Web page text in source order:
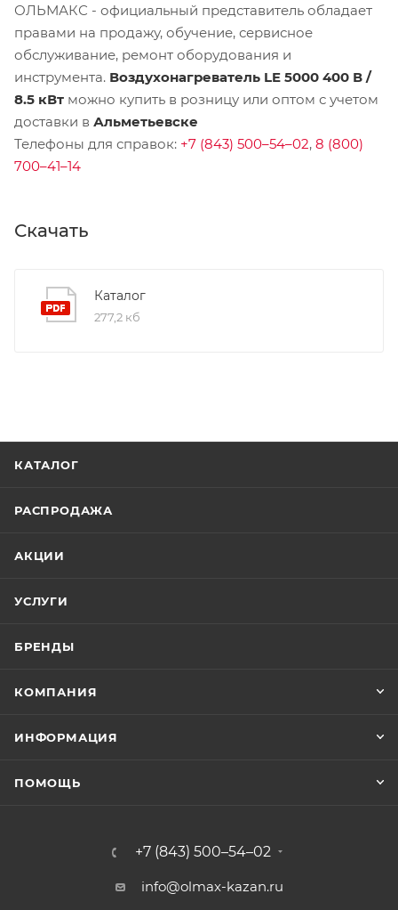
ОЛЬМАКС - официальный представитель обладает
правами на продажу, обучение, сервисное
обслуживание, ремонт оборудования и
инструмента. Воздухонагреватель LE 5000 400 В /
8.5 кВт можно купить в розницу или оптом с учетом
доставки в Альметьевске
Телефоны для справок: +7 (843) 500–54–02, 8 (800)
700–41–14
Скачать
Каталог
277,2 кб
КАТАЛОГ
РАСПРОДАЖА
АКЦИИ
УСЛУГИ
БРЕНДЫ
КОМПАНИЯ
ИНФОРМАЦИЯ
ПОМОЩЬ
+7 (843) 500–54–02
info@olmax-kazan.ru